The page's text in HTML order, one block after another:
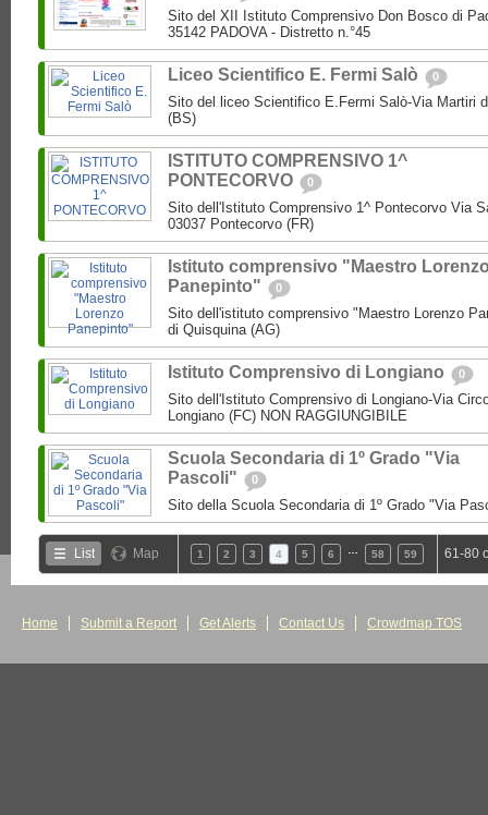
Sito del XII Istituto Comprensivo Don Bosco di
35142 PADOVA - Distretto n.°45
Liceo Scientifico E. Fermi Salò 0
Sito del liceo Scientifico E.Fermi Salò-Via Martiri
(BS)
ISTITUTO COMPRENSIVO 1^
PONTECORVO
0
Sito dell'Istituto Comprensivo 1^ Pontecorvo Via
03037 Pontecorvo (FR)
Istituto comprensivo "Maestro
Panepinto"
0
Sito dell'istituto comprensivo "Maestro Lorenzo
di Quisquina (AG)
Istituto Comprensivo di Longiano 0
Sito dell'Istituto Comprensivo di Longiano-Via
Longiano (FC) NON RAGGIUNGIBILE
Scuola Secondaria di 1º Grado "Via
Pascoli"
0
Sito della Scuola Secondaria di 1º Grado "Via
List Map 1 2 3 4 5 6 58 59 61-80
Home Submit a Report Get Alerts Contact Us Crowdmap TOS